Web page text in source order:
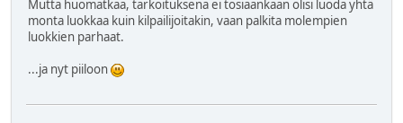
Mutta huomatkaa, tarkoituksena ei tosiaankaan olisi luoda yhtä
monta luokkaa kuin kilpailijoitakin, vaan palkita molempien
luokkien parhaat.
...ja nyt piiloon